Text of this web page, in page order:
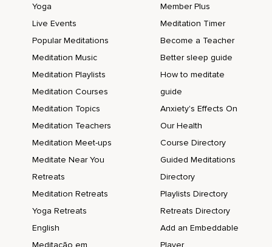
Yoga
Live Events
Popular Meditations
Meditation Music
Meditation Playlists
Meditation Courses
Meditation Topics
Meditation Teachers
Meditation Meet-ups
Meditate Near You
Retreats
Meditation Retreats
Yoga Retreats
English
Meditação em
Member Plus
Meditation Timer
Become a Teacher
Better sleep guide
How to meditate
guide
Anxiety's Effects On
Our Health
Course Directory
Guided Meditations
Directory
Playlists Directory
Retreats Directory
Add an Embeddable
Player